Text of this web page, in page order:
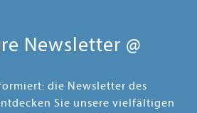
Newsletter @
die Newsletter des
Sie unsere vielfältigen